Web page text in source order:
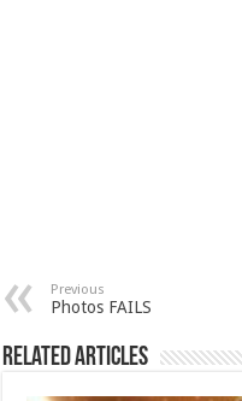
Previous
Photos FAILS
Related Articles